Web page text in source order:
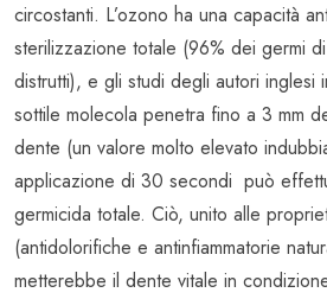
circostanti. L’ozono ha una capacità
sterilizzazione totale (96% dei germi
distrutti), e gli studi degli autori inglesi
sottile molecola penetra fino a 3 mm
dente (un valore molto elevato
applicazione di 30 secondi può
germicida totale. Ciò, unito alle
(antidolorifiche e antinfiammatorie
metterebbe il dente vitale in